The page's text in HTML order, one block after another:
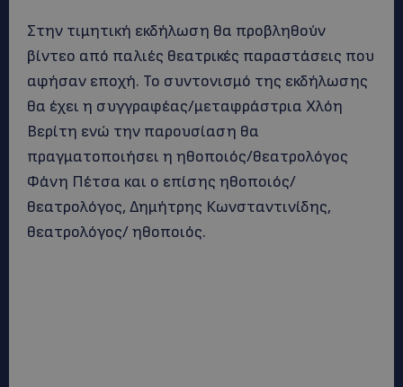
Στην τιμητική εκδήλωση θα προβληθούν
βίντεο από παλιές θεατρικές παραστάσεις που
αφήσαν εποχή. Το συντονισμό της εκδήλωσης
θα έχει η συγγραφέας/μεταφράστρια Χλόη
Βερίτη ενώ την παρουσίαση θα
πραγματοποιήσει η ηθοποιός/θεατρολόγος
Φάνη Πέτσα και ο επίσης ηθοποιός/
θεατρολόγος, Δημήτρης Κωνσταντινίδης,
θεατρολόγος/ ηθοποιός.